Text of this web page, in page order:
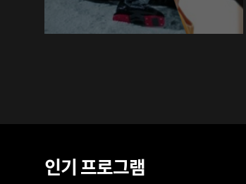
인기 프로그램